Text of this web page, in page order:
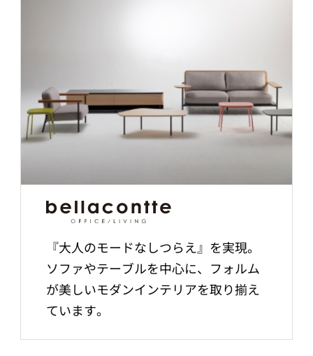
『大人のモードなしつらえ』を実現。
ソファやテーブルを中心に、フォルム
が美しいモダンインテリアを取り揃え
ています。